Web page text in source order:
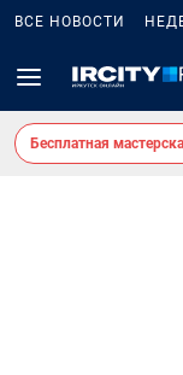
ВСЕ НОВОСТИ
Бесплатная